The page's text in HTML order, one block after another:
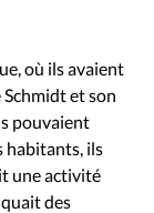
où ils avaient
et son
pouvaient
habitants, ils
une activité
des